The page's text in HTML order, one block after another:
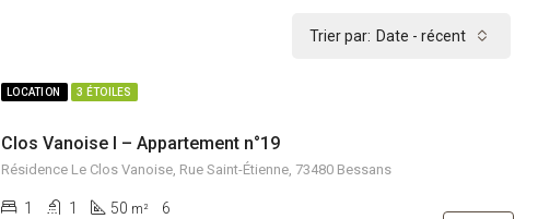
Trier par: Date - récent
LOCATION 3 ÉTOILES
Clos Vanoise I – Appartement n°19
Résidence Le Clos Vanoise, Rue Saint-Étienne, 73480 Bessans
1 1 50 m² 6